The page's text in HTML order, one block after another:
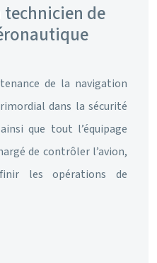
technicien de
de la navigation
dans la sécurité
que tout l’équipage
de contrôler l’avion,
les opérations de